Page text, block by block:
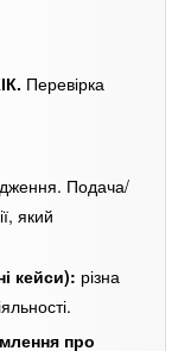
Перевірка
Подача/
який
кейси): різна
про